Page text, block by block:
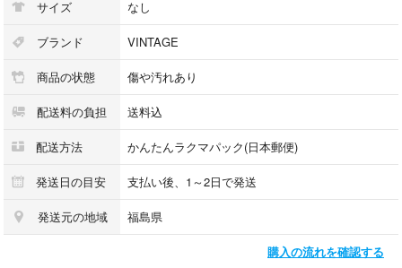
89×92cmのサイズは、ただ「包む」ためだけではなく、暮らしの景色を少
しだけ豊かにしてくれる存在。
テーブルに広げれば、触れる光が布の凹凸にやわらかく落ち、壁に飾れ
ば、ひそやかな力強さが空間を満たします。
新しい作品として生まれ変わらせる手仕事にも、深いやさしさを添えてく
れます。
今、このような日本の古布は海外で高く評価され、アートやリメイクの素
材として求められる機会が増えています。
サイズ なし
ブランド VINTAGE
商品の状態 傷や汚れあり
配送料の負担 送料込
配送方法 かんたんラクマパック(日本郵便)
発送日の目安 支払い後、1～2日で発送
発送元の地域 福島県
購入の流れを確認する